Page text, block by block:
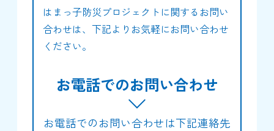
はまっ子防災プロジェクトに関するお問い
合わせは、下記よりお気軽にお問い合わせ
ください。
お電話でのお問い合わせ
お電話でのお問い合わせは下記連絡先